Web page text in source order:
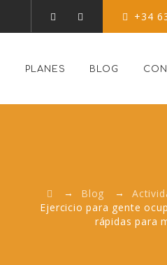
+34
PLANES BLOG
→ Blog →
Ejercicio para gente
rápidas para